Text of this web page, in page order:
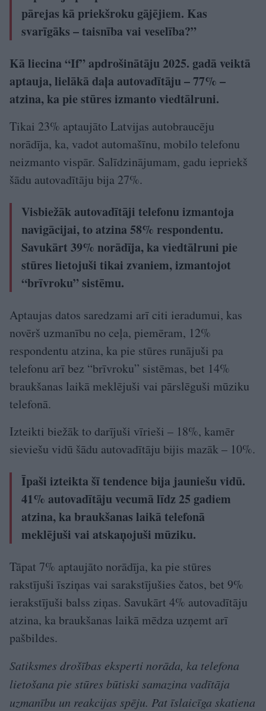
pārejas kā priekšroku gājējiem. Kas
svarīgāks – taisnība vai veselība?”
Kā liecina “If” apdrošinātāju 2025. gadā veiktā
aptauja, lielākā daļa autovadītāju – 77% –
atzina, ka pie stūres izmanto viedtālruni.
Tikai 23% aptaujāto Latvijas autobraucēju
norādīja, ka, vadot automašīnu, mobilo telefonu
neizmanto vispār. Salīdzinājumam, gadu iepriekš
šādu autovadītāju bija 27%.
Visbiežāk autovadītāji telefonu izmantoja
navigācijai, to atzina 58% respondentu.
Savukārt 39% norādīja, ka viedtālruni pie
stūres lietojuši tikai zvaniem, izmantojot
“brīvroku” sistēmu.
Aptaujas datos saredzami arī citi ieradumui, kas
novērš uzmanību no ceļa, piemēram, 12%
respondentu atzina, ka pie stūres runājuši pa
telefonu arī bez “brīvroku” sistēmas, bet 14%
braukšanas laikā meklējuši vai pārslēguši mūziku
telefonā.
Izteikti biežāk to darījuši vīrieši – 18%, kamēr
sieviešu vidū šādu autovadītāju bijis mazāk – 10%.
Īpaši izteikta šī tendence bija jauniešu vidū.
41% autovadītāju vecumā līdz 25 gadiem
atzina, ka braukšanas laikā telefonā
meklējuši vai atskaņojuši mūziku.
Tāpat 7% aptaujāto norādīja, ka pie stūres
rakstījuši īsziņas vai sarakstījušies čatos, bet 9%
ierakstījuši balss ziņas. Savukārt 4% autovadītāju
atzina, ka braukšanas laikā mēdza uzņemt arī
pašbildes.
Satiksmes drošības eksperti norāda, ka telefona
lietošana pie stūres būtiski samazina vadītāja
uzmanību un reakcijas spēju. Pat īslaicīga skatiena